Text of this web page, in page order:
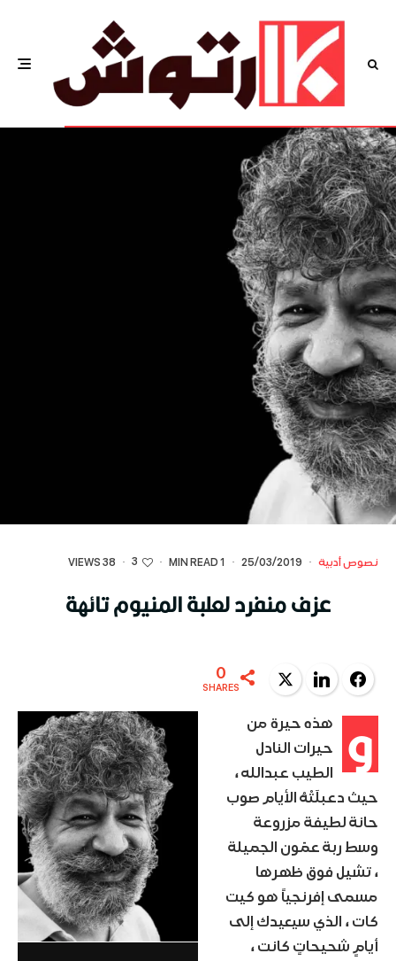
نصوص أدبية ·
25/03/2019
·
1 MIN READ
·
3
·
38 VIEWS
عزف منفرد لعلبة المنيوم تائهة
Facebook
LinkedIn
Twitter
0
SHARES
و
هذه حيرة من
حيرات النادل
الطيب عبدالله ،
حيث دعبلَتْهُ الأيام صوب
حانة لطيفة مزروعة
وسط ربة عمّون الجميلة
، تشيل فوق ظهرها
مسمى إفرنجياً هو كيت
كات ، الذي سيعيدك إلى
أيامٍ شحيحاتٍ كانت ،